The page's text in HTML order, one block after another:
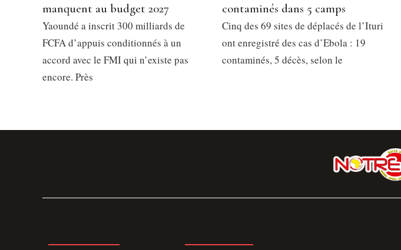
manquent au budget 2027
Yaoundé a inscrit 300 milliards de
FCFA d’appuis conditionnés à un
accord avec le FMI qui n’existe pas
encore. Près
contaminés dans 5 camps
Cinq des 69 sites de déplacés de l’Ituri
ont enregistré des cas d’Ebola : 19
contaminés, 5 décès, selon le